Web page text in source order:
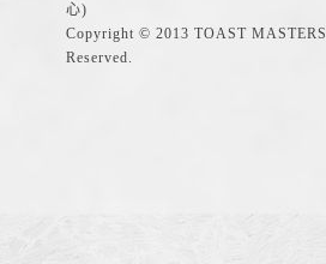
心)
Copyright © 2013 TOAST
Reserved.